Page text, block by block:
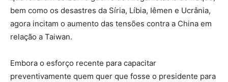
bem como os desastres da Síria, Líbia, Iêmen e Ucrânia,
agora incitam o aumento das tensões contra a China em
relação a Taiwan.
Embora o esforço recente para capacitar
preventivamente quem quer que fosse o presidente para